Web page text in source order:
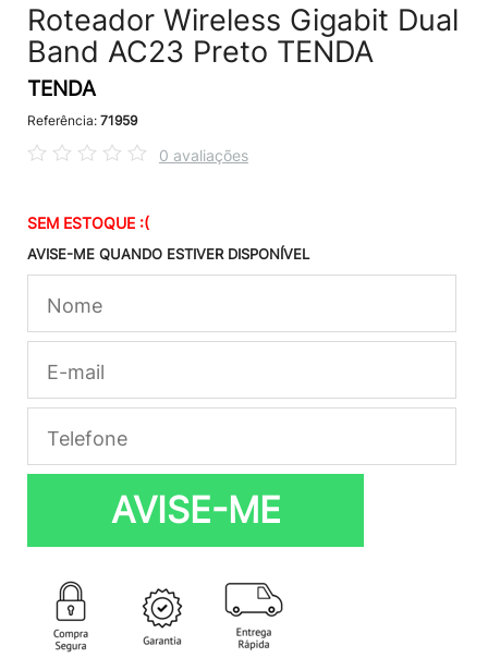
Roteador Wireless Gigabit Dual
Band AC23 Preto TENDA
TENDA
Referência: 71959
0 avaliações
SEM ESTOQUE :(
AVISE-ME QUANDO ESTIVER DISPONÍVEL
AVISE-ME